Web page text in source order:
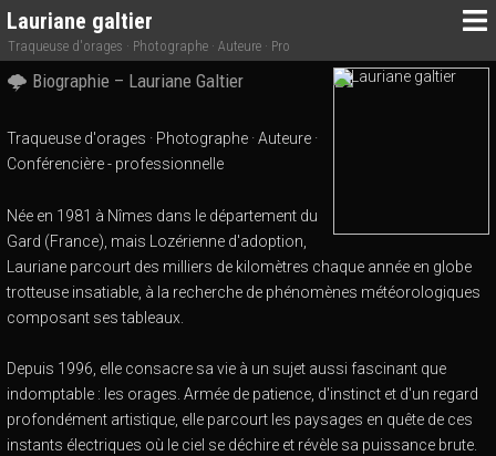
Lauriane galtier
Traqueuse d'orages · Photographe · Auteure · Pro
🌩️ Biographie – Lauriane Galtier
Traqueuse d'orages · Photographe · Auteure ·
Conférencière - professionnelle
Née en 1981 à Nîmes dans le département du
Gard (France), mais Lozérienne d'adoption,
Lauriane parcourt des milliers de kilomètres chaque année en globe
trotteuse insatiable, à la recherche de phénomènes météorologiques
composant ses tableaux.
Depuis 1996, elle consacre sa vie à un sujet aussi fascinant que
indomptable : les orages. Armée de patience, d'instinct et d'un regard
profondément artistique, elle parcourt les paysages en quête de ces
instants électriques où le ciel se déchire et révèle sa puissance brute.